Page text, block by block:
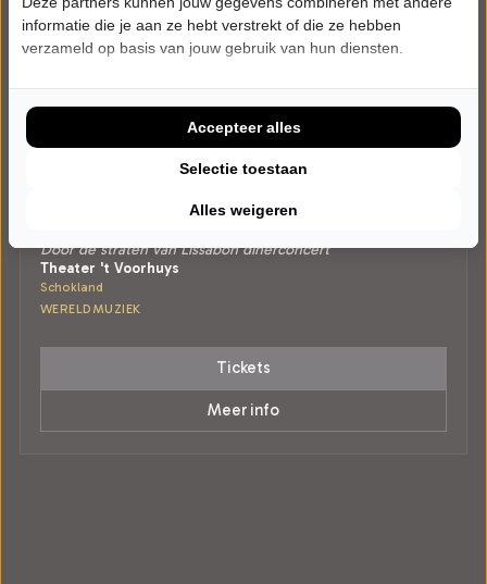
VRIJDAG 14 AUGUSTUS 2026 • 18:30 UUR
Door de straten van Lissabon dinerconcert
Theater 't Voorhuys
Schokland
WERELDMUZIEK
Tickets
Meer info
informatie die je aan ze hebt verstrekt of die ze hebben
verzameld op basis van jouw gebruik van hun diensten.
Alles weigeren
Selectie toestaan
Accepteer alles